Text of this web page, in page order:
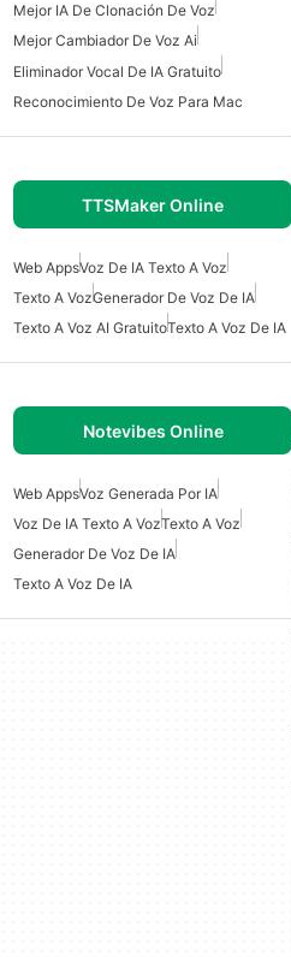
Mejor IA De Clonación De Voz
Mejor Cambiador De Voz Ai
Eliminador Vocal De IA Gratuito
Reconocimiento De Voz Para Mac
TTSMaker Online
Web AppsVoz De IA Texto A Voz
Texto A VozGenerador De Voz De IA
Texto A Voz AI GratuitoTexto A Voz De IA
Notevibes Online
Web AppsVoz Generada Por IA
Voz De IA Texto A VozTexto A Voz
Generador De Voz De IA
Texto A Voz De IA